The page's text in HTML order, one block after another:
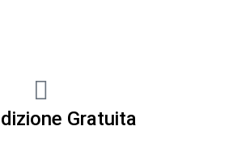
Gratuita